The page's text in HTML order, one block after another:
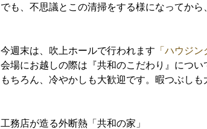
でも、不思議とこの清掃をする様になってか
今週末は、吹上ホールで行われます 「ハウジ
会場にお越しの際は『共和のこだわり』につ
もちろん、冷やかしも大歓迎です。暇つぶしも
工務店が造る外断熱「共和の家」